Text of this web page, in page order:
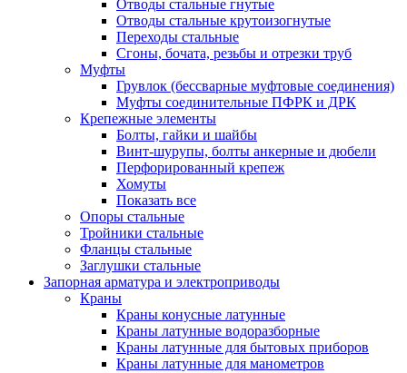
Отводы стальные гнутые
Отводы стальные крутоизогнутые
Переходы стальные
Сгоны, бочата, резьбы и отрезки труб
Муфты
Грувлок (бессварные муфтовые соединения)
Муфты соединительные ПФРК и ДРК
Крепежные элементы
Болты, гайки и шайбы
Винт-шурупы, болты анкерные и дюбели
Перфорированный крепеж
Хомуты
Показать все
Опоры стальные
Тройники стальные
Фланцы стальные
Заглушки стальные
Запорная арматура и электроприводы
Краны
Краны конусные латунные
Краны латунные водоразборные
Краны латунные для бытовых приборов
Краны латунные для манометров